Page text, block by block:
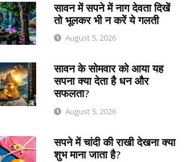
सावन में सपने में नाग देवता दिखें
तो भूलकर भी न करें ये गलती
August 5, 2026
सावन के सोमवार को आया यह
सपना क्या देता है धन और
सफलता?
August 5, 2026
सपने में चांदी की राखी देखना क्या
शुभ माना जाता है?